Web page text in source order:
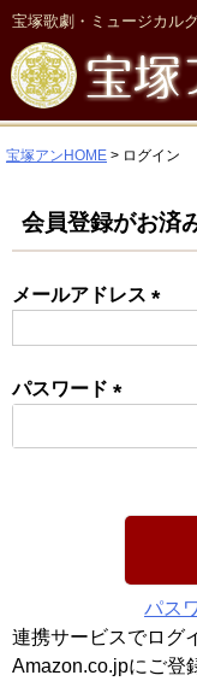
宝塚歌劇・ミュージカル
宝塚アンHOME ログイン
会員登録がお済
メールアドレス
パスワード
須)
パス
連携サービスでログ
Amazon.co.jpにご登